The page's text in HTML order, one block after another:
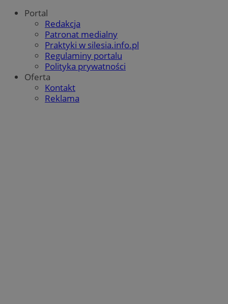
Portal
Redakcja
Patronat medialny
Praktyki w silesia.info.pl
Regulaminy portalu
Polityka prywatności
Oferta
Kontakt
Reklama